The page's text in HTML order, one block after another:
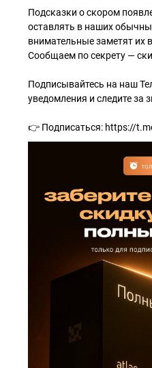
Подсказки о скором
оставлять в наших
внимательные заметят их
Сообщаем по секрету —
Подписывайтесь на наш
уведомления и следите за
👉 Подписаться: https://